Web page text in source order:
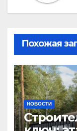
Похожая
НОВОСТИ